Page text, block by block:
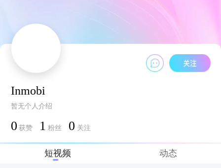
Inmobi
暂无个人介绍
0 获赞 1 粉丝 0 关注
短视频 动态